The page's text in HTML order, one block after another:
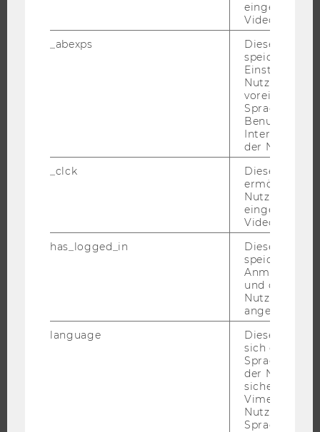
STUDIUM
BEWERBUNG UND ZULASSUNG
INTERNATIONALE UND INCOMING EXCHANGE STUDIERENDE
ANGEBOTE FÜR SCHULEN UND STUDIENINTERESSIERTE
STUDENT CLUBS
Videos
_abexps
Dieses Cookie
speichert
Nutzer*in, zB.
Sprache,
der Nutzer*in
_clck
Dieses Cookie
ermöglicht
Nutzung des
Video Players
has_logged_in
Dieses Cookie
speichert
und ob sich
Nutzer*in
angemeldet
language
Dieses
sich die
der
Vimeo in der
Nutzer
Sprache